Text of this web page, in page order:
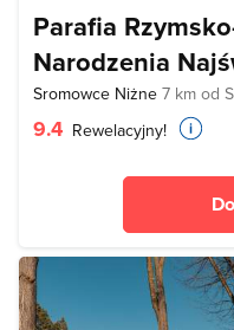
Parafia
Narodzenia
w Sromowcach
Sromowce Niżne 7 km od
9.4 Rewelacyjny!